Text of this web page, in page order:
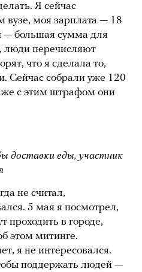
Я сейчас
вузе, моя зарплата — 18
— большая сумма для
люди перечисляют
что я сделала то,
Сейчас собрали уже 120
с этим штрафом они
доставки еды, участник
не считал,
5 мая я посмотрел,
проходить в городе,
этом митинге.
я не интересовался.
поддержать людей —